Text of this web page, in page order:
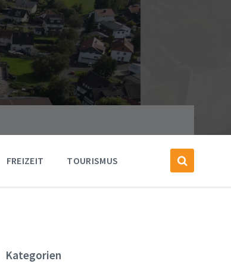
FREIZEIT TOURISMUS
Kategorien